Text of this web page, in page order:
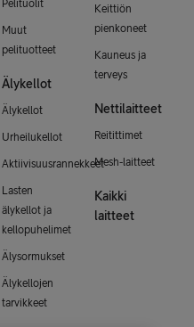
Pelituolit
Muut
pelituotteet
Älykellot
Älykellot
Urheilukellot
Aktiivisuusrannekkeet
Lasten
älykellot ja
kellopuhelimet
Älysormukset
Älykellojen
tarvikkeet
Keittiön
pienkoneet
Kauneus ja
terveys
Nettilaitteet
Reitittimet
Mesh-laitteet
Kaikki
laitteet